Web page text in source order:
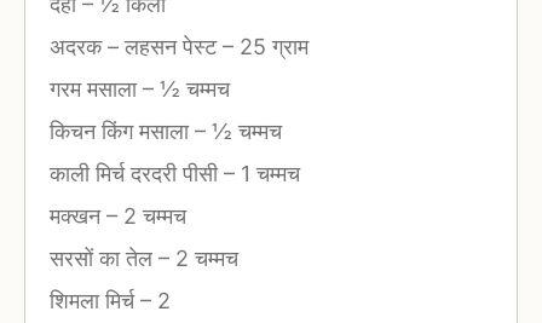
अदरक – लहसन पेस्ट– 25 ग्राम
गरम मसाला– ½ चम्मच
किचन किंग मसाला– ½ चम्मच
काली मिर्च दरदरी पीसी– 1 चम्मच
मक्खन– 2 चम्मच
सरसों का तेल – 2 चम्मच
शिमला मिर्च– 2